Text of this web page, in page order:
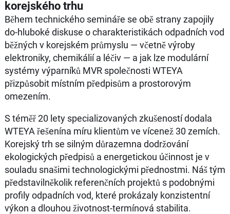
korejského trhu
Během technického semináře se obě strany zapojily
do-hluboké diskuse o charakteristikách odpadních vod
běžných v korejském průmyslu — včetně výroby
elektroniky, chemikálií a léčiv — a jak lze modulární
systémy výparníků MVR společnosti WTEYA
přizpůsobit místním předpisům a prostorovým
omezením.
S téměř 20 lety specializovaných zkušeností dodala
WTEYA řešenína míru klientům ve vícenež 30 zemích.
Korejský trh se silným důrazemna dodržování
ekologických předpisů a energetickou účinnost je v
souladu snašimi technologickými přednostmi. Náš tým
představilněkolik referenčních projektů s podobnými
profily odpadních vod, které prokázaly konzistentní
výkon a dlouhou životnost-termínová stabilita.